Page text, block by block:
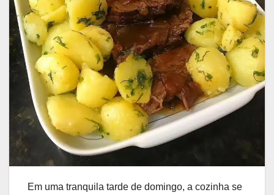
Em uma tranquila tarde de domingo, a cozinha se